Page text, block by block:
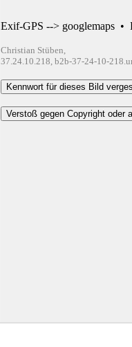
Exif-GPS --> googlemaps •
Christian Stüben,
37.24.10.218, b2b-37-24-10-